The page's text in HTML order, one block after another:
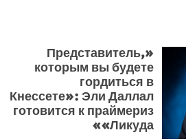
«Представитель,
которым вы будете
гордиться в
Кнессете»: Эли Даллал
готовится к праймериз
«Ликуда»